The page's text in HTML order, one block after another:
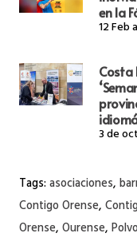
en la
12 Feb
Costa
3 de
Tags:asociaciones,
Contigo Orense,
Orense,Ourense,